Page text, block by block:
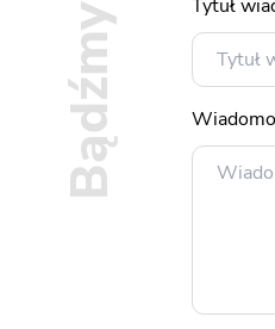
Tytuł